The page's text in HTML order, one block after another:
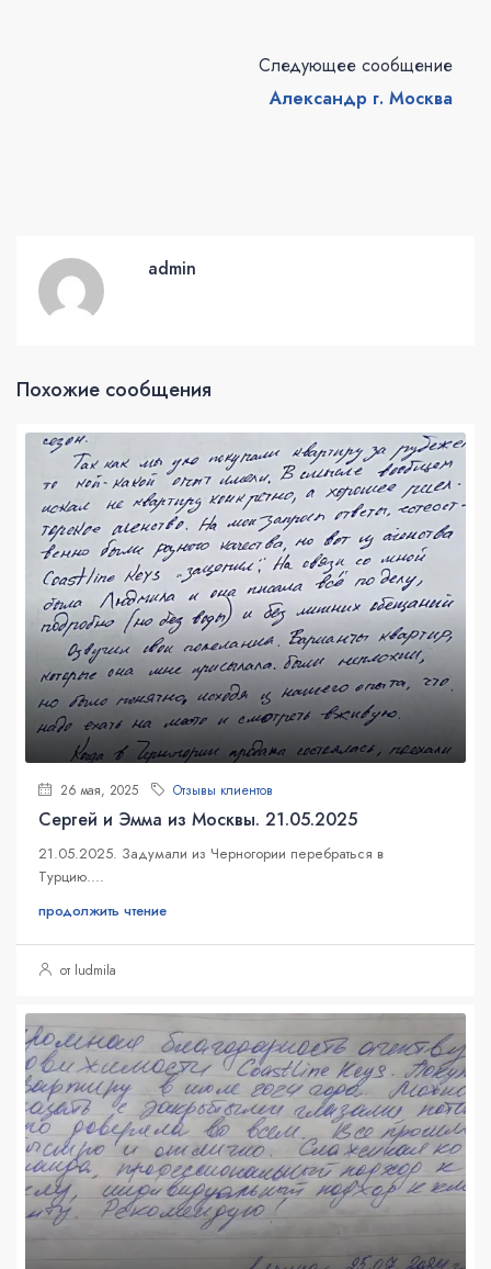
Следующее сообщение
Александр г. Москва
admin
Похожие сообщения
26 мая, 2025 Отзывы клиентов
Сергей и Эмма из Москвы. 21.05.2025
21.05.2025. Задумали из Черногории перебраться в
Турцию....
продолжить чтение
от ludmila